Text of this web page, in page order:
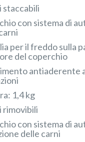
staccabili
con sistema di
per il freddo sulla
del coperchio
antiaderente
1,4 kg
rimovibili
con sistema di
delle carni